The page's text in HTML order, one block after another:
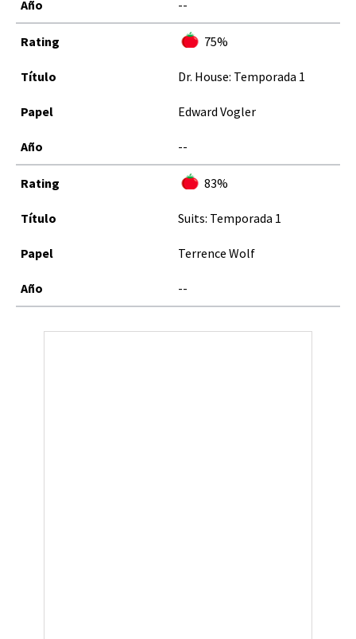
--
75%
Dr. House: Temporada 1
Edward Vogler
--
83%
Suits: Temporada 1
Terrence Wolf
--